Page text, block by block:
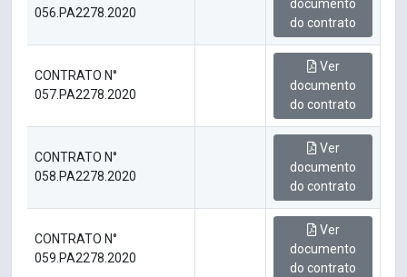
056.PA2278.2020
documento
do contrato
CONTRATO N°
057.PA2278.2020
Ver
documento
do contrato
CONTRATO N°
058.PA2278.2020
Ver
documento
do contrato
CONTRATO N°
059.PA2278.2020
Ver
documento
do contrato